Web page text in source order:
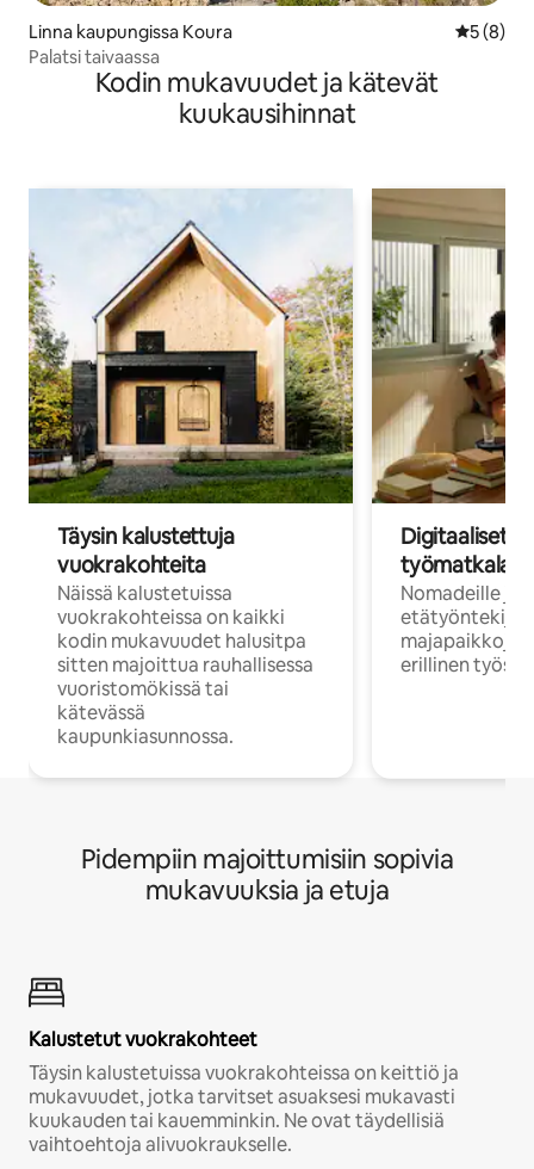
Linna kaupungissa Koura
5 (8)
Palatsi taivaassa
Kodin mukavuudet ja kätevät
kuukausihinnat
Täysin kalustettuja
vuokrakohteita
Näissä kalustetuissa
vuokrakohteissa on kaikki
kodin mukavuudet halusitpa
sitten majoittua rauhallisessa
vuoristomökissä tai
kätevässä
kaupunkiasunnossa.
Digitaaliset
Nomadeille ja
majapaikkoja,
erillinen
Pidempiin majoittumisiin sopivia
mukavuuksia ja etuja
Kalustetut vuokrakohteet
Täysin kalustetuissa vuokrakohteissa on keittiö ja
mukavuudet, jotka tarvitset asuaksesi mukavasti
kuukauden tai kauemminkin. Ne ovat täydellisiä
vaihtoehtoja alivuokraukselle.